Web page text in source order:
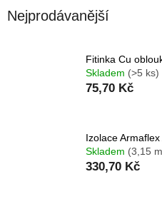
Nejprodávanější
Fitinka Cu
Skladem (>5 ks)
75,70 Kč
Izolace
Skladem (3,15
330,70 Kč